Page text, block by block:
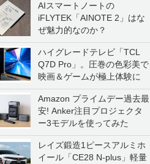
AIスマートノートの
iFLYTEK「AINOTE 2」はな
ぜ魅力的なのか？
ハイグレードテレビ「TCL
Q7D Pro」。圧巻の色彩美で
映画＆ゲームが極上体験に
Amazon プライムデー過去最
安! Anker注目プロジェクタ
ー3モデルを使ってみた
レイズ鍛造1ピースアルミホ
イール「CE28 N-plus」軽量